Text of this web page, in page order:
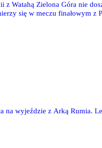
Watahą Zielona Góra nie
się w meczu finałowym z
na wyjeździe z Arką Rumia.